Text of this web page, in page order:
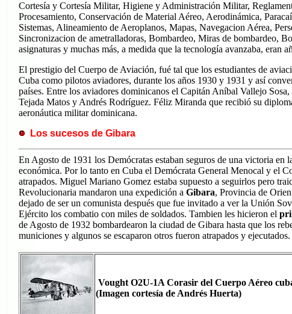
Cortesía y Cortesía Militar, Higiene y Administración Militar,
Procesamiento, Conservación de Material Aéreo, Aerodinámica,
Sistemas, Alineamiento de Aeroplanos, Mapas, Navegacion Aérea,
Sincronizacion de ametralladoras, Bombardeo, Miras de bombardeo,
asignaturas y muchas más, a medida que la tecnología avanzaba, eran
El prestigio del Cuerpo de Aviación, fué tal que los estudiantes de
Cuba como pilotos aviadores, durante los años 1930 y 1931 y así
países. Entre los aviadores dominicanos el Capitán Aníbal Vallejo
Tejada Matos y Andrés Rodríguez. Féliz Miranda que recibió su
aeronáutica militar dominicana.
Los sucesos de Gibara
En Agosto de 1931 los Demócratas estaban seguros de una victoria
económica. Por lo tanto en Cuba el Demócrata General Menocal y el
atrapados. Miguel Mariano Gomez estaba supuesto a seguirlos pero
Revolucionaria mandaron una expedición aGibara, Provincia de
dejado de ser un comunista después que fue invitado a ver la Unión
Ejército los combatio con miles de soldados. Tambien les hicieron el
de Agosto de 1932 bombardearon la ciudad de Gibara hasta que los
municiones y algunos se escaparon otros fueron atrapados y ejecutados.
Vought O2U-1A Corasir del Cuerpo Aéreo
(Imagen cortesía de Andrés Huerta)